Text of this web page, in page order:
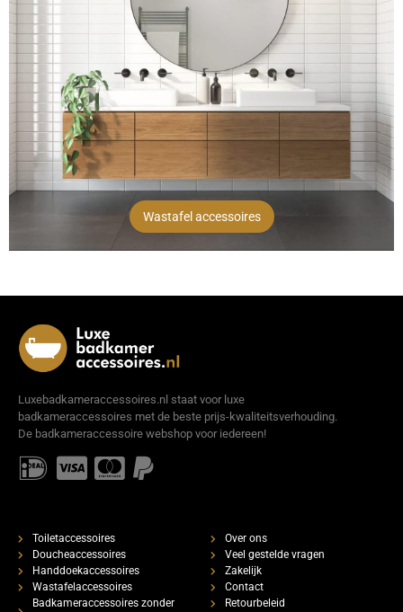
Wastafel accessoires
Luxebadkameraccessoires.nl staat voor luxe
badkameraccessoires met de beste prijs-kwaliteitsverhouding.
De badkameraccessoire webshop voor iedereen!
Toiletaccessoires
Doucheaccessoires
Handdoekaccessoires
Wastafelaccessoires
Badkameraccessoires zonder
Over ons
Veel gestelde vragen
Zakelijk
Contact
Retourbeleid